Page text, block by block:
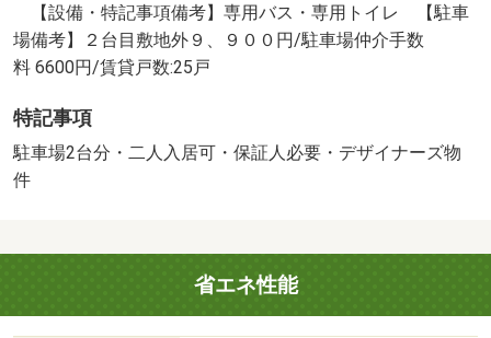
【設備・特記事項備考】専用バス・専用トイレ 【駐車
場備考】２台目敷地外９、９００円/駐車場仲介手数
料 6600円/賃貸戸数:25戸
特記事項
駐車場2台分・二人入居可・保証人必要・デザイナーズ物
件
省エネ性能